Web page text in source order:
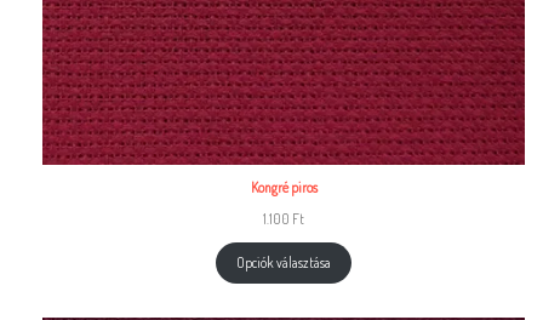
Kongré piros
1.100 Ft
Opciók választása